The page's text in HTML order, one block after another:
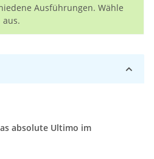
Ausführungen. Wähle
aus.
absolute Ultimo im